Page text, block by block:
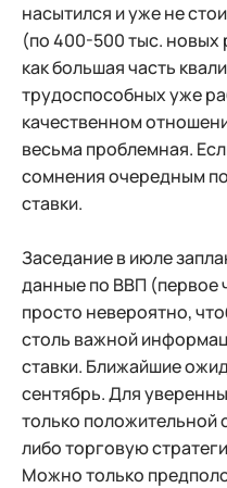
насытился и уже не
(по 400-500 тыс. новых
как большая часть
трудоспособных уже
качественном
весьма проблемная.
сомнения очередным
ставки.
Заседание в июле
данные по ВВП (первое
просто невероятно,
столь важной
ставки. Ближайшие
сентябрь. Для
только положительной
либо торговую
Можно только